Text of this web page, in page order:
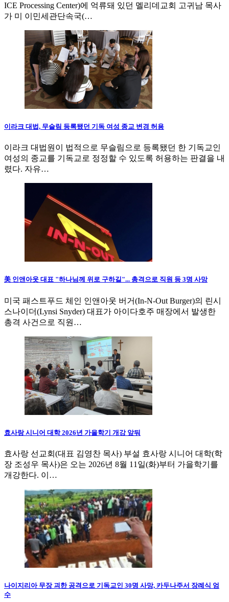
ICE Processing Center)에 억류돼 있던 멜리데교회 고귀남 목사
가 미 이민세관단속국(…
이라크 대법, 무슬림 등록됐던 기독 여성 종교 변경 허용
이라크 대법원이 법적으로 무슬림으로 등록됐던 한 기독교인
여성의 종교를 기독교로 정정할 수 있도록 허용하는 판결을 내
렸다. 자유…
美 인앤아웃 대표 "하나님께 위로 구하길"... 총격으로 직원 등 3명 사망
미국 패스트푸드 체인 인앤아웃 버거(In-N-Out Burger)의 린시
스나이더(Lynsi Snyder) 대표가 아이다호주 매장에서 발생한
총격 사건으로 직원…
효사랑 시니어 대학 2026년 가을학기 개강 앞둬
효사랑 선교회(대표 김영찬 목사) 부설 효사랑 시니어 대학(학
장 조성우 목사)은 오는 2026년 8월 11일(화)부터 가을학기를
개강한다. 이…
나이지리아 무장 괴한 공격으로 기독교인 30명 사망, 카두나주서 장례식 엄
수